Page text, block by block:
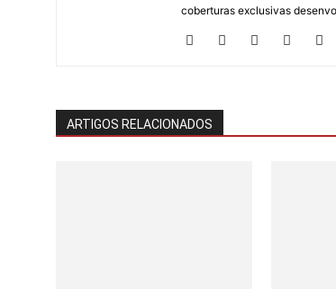
coberturas exclusivas
ARTIGOS RELACIONADOS